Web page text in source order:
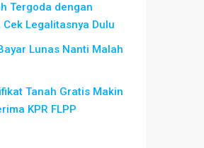
Tergoda dengan
Legalitasnya Dulu
Lunas Nanti Malah
Tanah Gratis Makin
KPR FLPP